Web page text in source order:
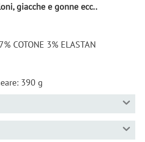
giacche e gonne ecc..
COTONE 3% ELASTAN
390 g